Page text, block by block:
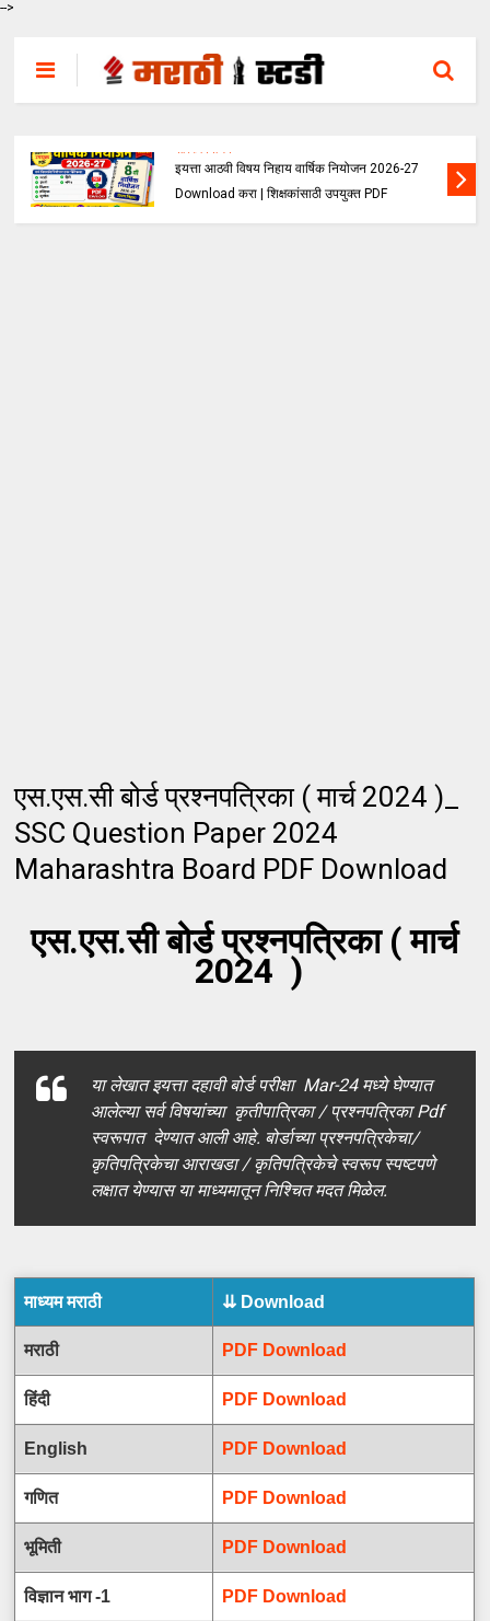
-->
इयत्ता सातवी विषय निहाय वार्षिक नियोजन 2026-27
Download करा | शिक्षकांसाठी उपयुक्त PDF
एस.एस.सी बोर्ड प्रश्नपत्रिका ( मार्च 2024 )_
SSC Question Paper 2024
Maharashtra Board PDF Download
एस.एस.सी बोर्ड प्रश्नपत्रिका ( मार्च
2024 )
या लेखात इयत्ता दहावी बोर्ड परीक्षा Mar-24 मध्ये घेण्यात
आलेल्या सर्व विषयांच्या कृतीपात्रिका / प्रश्नपत्रिका Pdf
स्वरूपात देण्यात आली आहे. बोर्डाच्या प्रश्नपत्रिकेचा/
कृतिपत्रिकेचा आराखडा / कृतिपत्रिकेचे स्वरूप स्पष्टपणे
लक्षात येण्यास या माध्यमातून निश्चित मदत मिळेल.
माध्यम मराठी ⇊ Download
मराठी PDF Download
हिंदी PDF Download
English PDF Download
गणित PDF Download
भूमिती PDF Download
विज्ञान भाग -1 PDF Download